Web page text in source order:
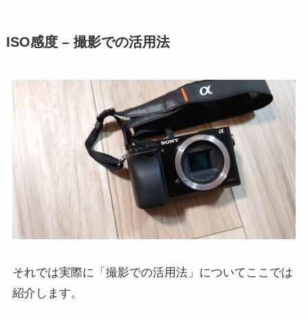
ISO感度 – 撮影での活用法
それでは実際に「撮影での活用法」についてここでは
紹介します。